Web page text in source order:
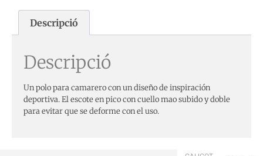
Descripció
Descripció
Un polo para camarero con un diseño de inspiración
deportiva. El escote en pico con cuello mao subido y doble
para evitar que se deforme con el uso.